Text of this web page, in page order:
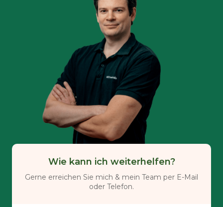
Wie kann ich weiterhelfen?
Gerne erreichen Sie mich & mein Team per E-Mail
oder Telefon.